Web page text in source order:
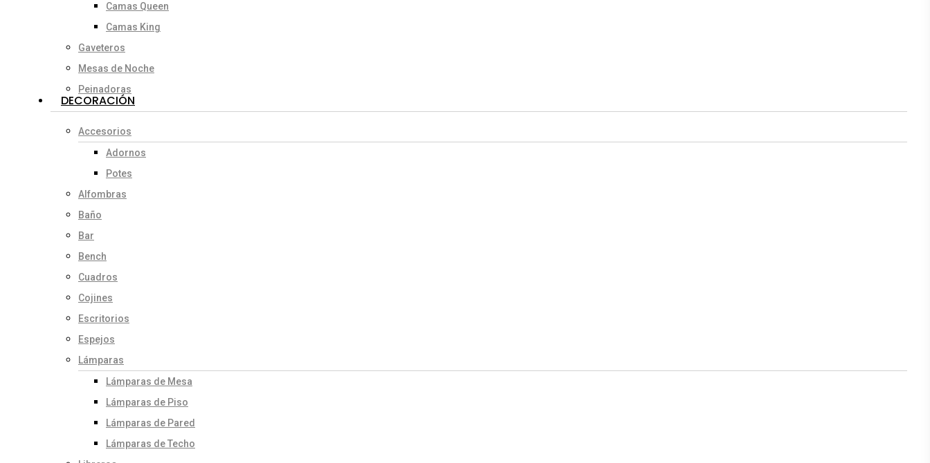
Camas Queen
Camas King
Gaveteros
Mesas de Noche
Peinadoras
DECORACIÓN
Accesorios
Adornos
Potes
Alfombras
Baño
Bar
Bench
Cuadros
Cojines
Escritorios
Espejos
Lámparas
Lámparas de Mesa
Lámparas de Piso
Lámparas de Pared
Lámparas de Techo